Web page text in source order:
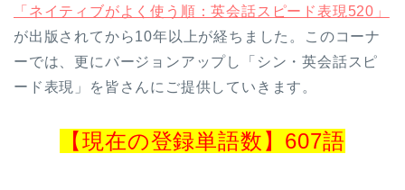
「ネイティブがよく使う順：英会話スピード表現520」
が出版されてから10年以上が経ちました。このコーナ
ーでは、更にバージョンアップし「シン・英会話スピ
ード表現」を皆さんにご提供していきます。
【現在の登録単語数】607語